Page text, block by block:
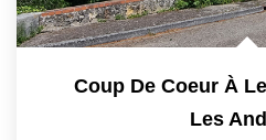
Coup De Coeur À
Les